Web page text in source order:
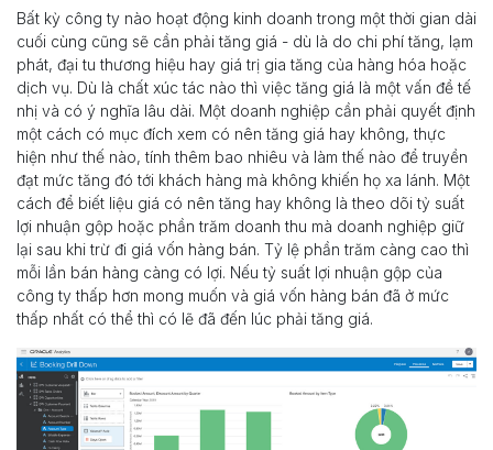
Bất kỳ công ty nào hoạt động kinh doanh trong một thời gian dài
cuối cùng cũng sẽ cần phải tăng giá - dù là do chi phí tăng, lạm
phát, đại tu thương hiệu hay giá trị gia tăng của hàng hóa hoặc
dịch vụ. Dù là chất xúc tác nào thì việc tăng giá là một vấn đề tế
nhị và có ý nghĩa lâu dài. Một doanh nghiệp cần phải quyết định
một cách có mục đích xem có nên tăng giá hay không, thực
hiện như thế nào, tính thêm bao nhiêu và làm thế nào để truyền
đạt mức tăng đó tới khách hàng mà không khiến họ xa lánh. Một
cách để biết liệu giá có nên tăng hay không là theo dõi tỷ suất
lợi nhuận gộp hoặc phần trăm doanh thu mà doanh nghiệp giữ
lại sau khi trừ đi giá vốn hàng bán. Tỷ lệ phần trăm càng cao thì
mỗi lần bán hàng càng có lợi. Nếu tỷ suất lợi nhuận gộp của
công ty thấp hơn mong muốn và giá vốn hàng bán đã ở mức
thấp nhất có thể thì có lẽ đã đến lúc phải tăng giá.